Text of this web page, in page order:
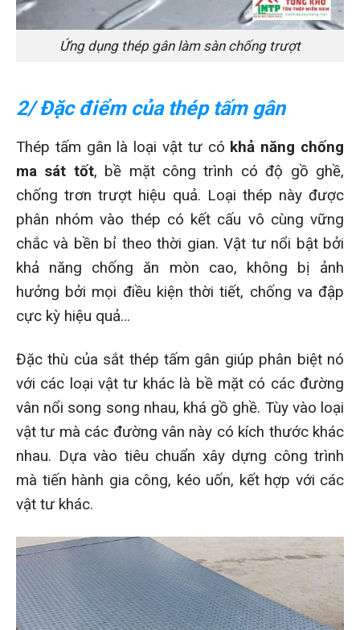
Ứng dụng thép gân làm sàn chống trượt
2/ Đặc điểm của thép tấm gân
Thép tấm gân là loại vật tư có khả năng chống
ma sát tốt, bề mặt công trình có độ gồ ghề,
chống trơn trượt hiệu quả. Loại thép này được
phân nhóm vào thép có kết cấu vô cùng vững
chắc và bền bỉ theo thời gian. Vật tư nổi bật bởi
khả năng chống ăn mòn cao, không bị ảnh
hưởng bởi mọi điều kiện thời tiết, chống va đập
cực kỳ hiệu quả…
Đặc thù của sắt thép tấm gân giúp phân biệt nó
với các loại vật tư khác là bề mặt có các đường
vân nổi song song nhau, khá gồ ghề. Tùy vào loại
vật tư mà các đường vân này có kích thước khác
nhau. Dựa vào tiêu chuẩn xây dựng công trình
mà tiến hành gia công, kéo uốn, kết hợp với các
vật tư khác.